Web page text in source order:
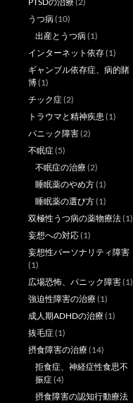
うつ病(10)
出産とうつ病(1)
インターネット依存(1)
ギャンブル依存症、病的賭
博(1)
チック症(2)
トラウマと精神疾患 (1)
パニック障害(2)
不眠症(5)
不眠症の治療(2)
睡眠薬のやめ方(1)
睡眠薬の選び方(1)
双極性うつ病の薬物療法(1)
妄想への対応(1)
妄想性パーソナリティ障害
(1)
広場恐怖、パニック障害(1)
強迫性障害の治療(1)
成人期ADHDの治療(1)
抜毛症(1)
摂食障害の治療(14)
拒食症、神経症性食思不
振症(4)
摂食障害の認知行動療法